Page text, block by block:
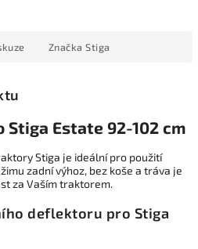
Značka Stiga
Estate 92-102 cm
Stiga je ideální pro použití
zadní výhoz, bez koše a tráva je
za Vaším traktorem.
deflektoru pro Stiga